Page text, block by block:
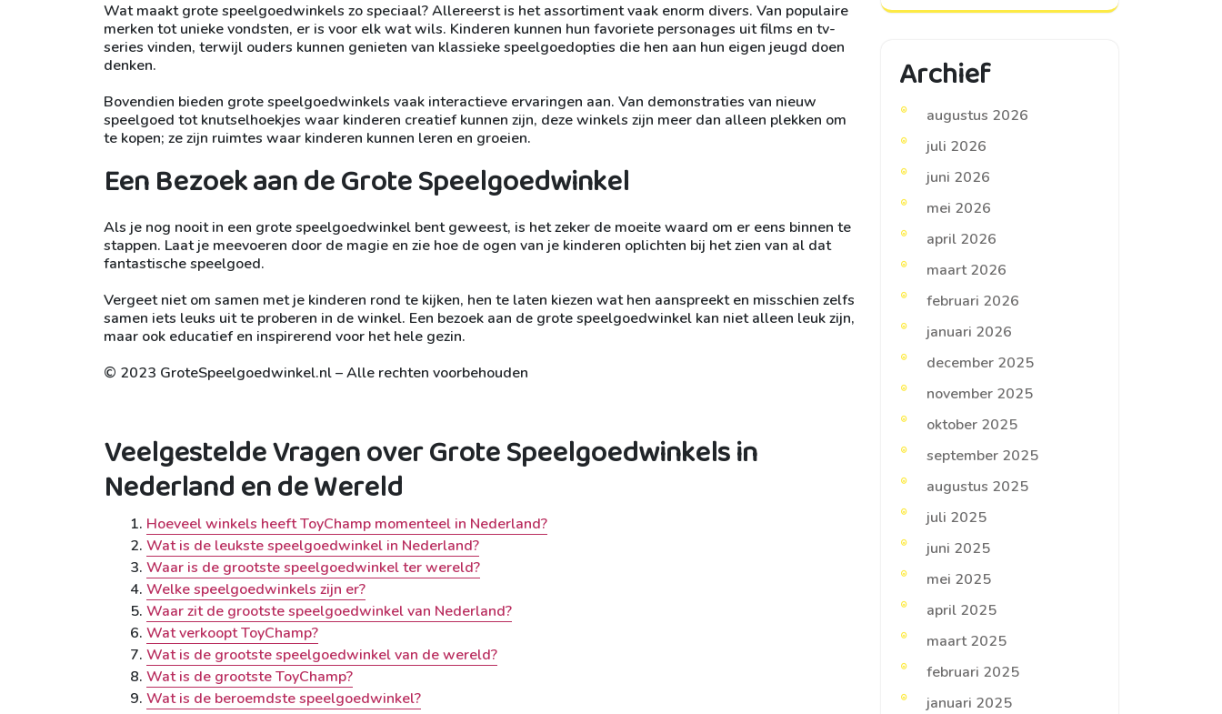
Wat maakt grote speelgoedwinkels zo speciaal? Allereerst is het assortiment vaak enorm divers. Van populaire
merken tot unieke vondsten, er is voor elk wat wils. Kinderen kunnen hun favoriete personages uit films en tv-
series vinden, terwijl ouders kunnen genieten van klassieke speelgoedopties die hen aan hun eigen jeugd doen
denken.
Bovendien bieden grote speelgoedwinkels vaak interactieve ervaringen aan. Van demonstraties van nieuw
speelgoed tot knutselhoekjes waar kinderen creatief kunnen zijn, deze winkels zijn meer dan alleen plekken om
te kopen; ze zijn ruimtes waar kinderen kunnen leren en groeien.
Een Bezoek aan de Grote Speelgoedwinkel
Als je nog nooit in een grote speelgoedwinkel bent geweest, is het zeker de moeite waard om er eens binnen te
stappen. Laat je meevoeren door de magie en zie hoe de ogen van je kinderen oplichten bij het zien van al dat
fantastische speelgoed.
Vergeet niet om samen met je kinderen rond te kijken, hen te laten kiezen wat hen aanspreekt en misschien zelfs
samen iets leuks uit te proberen in de winkel. Een bezoek aan de grote speelgoedwinkel kan niet alleen leuk zijn,
maar ook educatief en inspirerend voor het hele gezin.
© 2023 GroteSpeelgoedwinkel.nl – Alle rechten voorbehouden
Veelgestelde Vragen over Grote Speelgoedwinkels in
Nederland en de Wereld
Hoeveel winkels heeft ToyChamp momenteel in Nederland?
Wat is de leukste speelgoedwinkel in Nederland?
Waar is de grootste speelgoedwinkel ter wereld?
Welke speelgoedwinkels zijn er?
Waar zit de grootste speelgoedwinkel van Nederland?
Wat verkoopt ToyChamp?
Wat is de grootste speelgoedwinkel van de wereld?
Wat is de grootste ToyChamp?
Wat is de beroemdste speelgoedwinkel?
Archief
augustus 2026
juli 2026
juni 2026
mei 2026
april 2026
maart 2026
februari 2026
januari 2026
december 2025
november 2025
oktober 2025
september 2025
augustus 2025
juli 2025
juni 2025
mei 2025
april 2025
maart 2025
februari 2025
januari 2025